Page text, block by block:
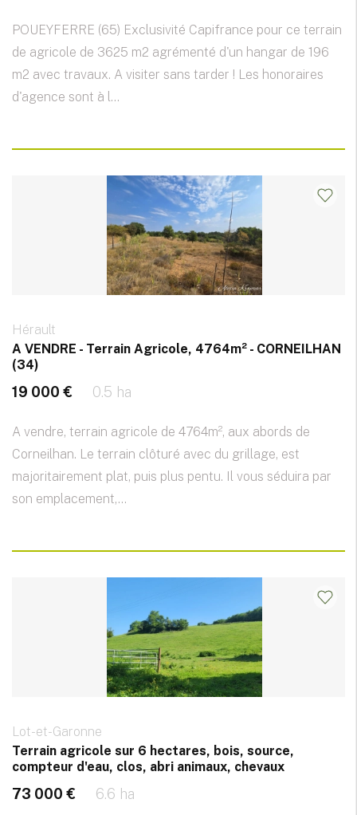
POUEYFERRE (65) Exclusivité Capifrance pour ce terrain
de agricole de 3625 m2 agrémenté d'un hangar de 196
m2 avec travaux. A visiter sans tarder ! Les honoraires
d'agence sont à l...
Hérault
A VENDRE - Terrain Agricole, 4764m² - CORNEILHAN
(34)
19 000 € 0.5 ha
A vendre, terrain agricole de 4764m², aux abords de
Corneilhan. Le terrain clôturé avec du grillage, est
majoritairement plat, puis plus pentu. Il vous séduira par
son emplacement,...
Lot-et-Garonne
Terrain agricole sur 6 hectares, bois, source,
compteur d'eau, clos, abri animaux, chevaux
73 000 € 6.6 ha